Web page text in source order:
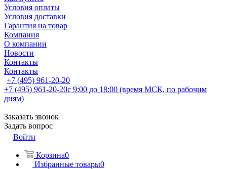
Условия оплаты
Условия доставки
Гарантия на товар
Компания
О компании
Новости
Контакты
Контакты
+7 (495) 961-20-20
+7 (495) 961-20-20с 9:00 до 18:00 (время МСК, по рабочим
дням)
Заказать звонок
Задать вопрос
Войти
Корзина0
Избранные товары0